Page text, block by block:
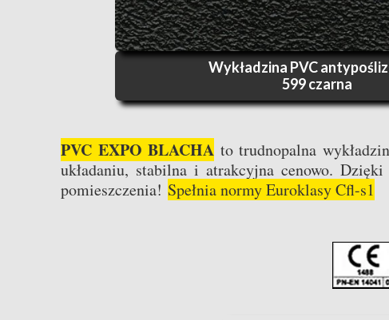
Wykładzina PVC
599 czarna
PVC EXPO BLACHA to trudnopalna w
układaniu, stabilna i atrakcyjna cenowo.
pomieszczenia! Spełnia normy Euroklasy Cfl-s1